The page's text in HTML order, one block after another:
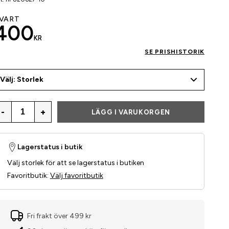
KR
SE PRISHISTORIK
Välj: Storlek
- + LÄGG I VARUKORGEN
Lagerstatus i butik
Välj storlek för att se lagerstatus i butiken
Favoritbutik: Välj favoritbutik
Fri frakt över 499 kr